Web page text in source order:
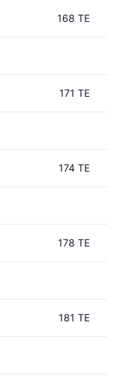
168 TE
171 TE
174 TE
178 TE
181 TE